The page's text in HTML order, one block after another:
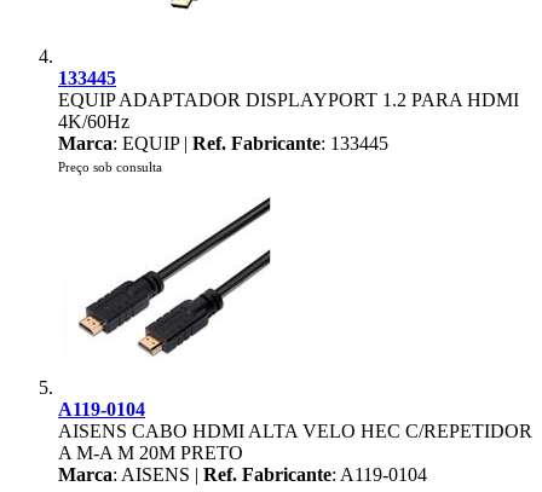
133445
EQUIP ADAPTADOR DISPLAYPORT 1.2 PARA HDMI
4K/60Hz
Marca: EQUIP | Ref. Fabricante: 133445
Preço sob consulta
A119-0104
AISENS CABO HDMI ALTA VELO HEC C/REPETIDOR
A M-A M 20M PRETO
Marca: AISENS | Ref. Fabricante: A119-0104